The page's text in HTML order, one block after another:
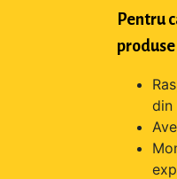
Pentru
din